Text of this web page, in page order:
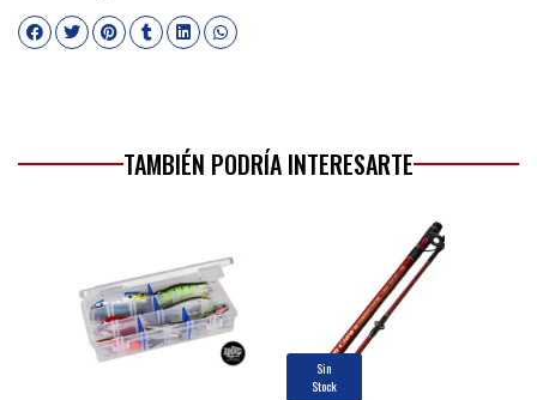
TAMBIÉN PODRÍA INTERESARTE
Sin
Stock